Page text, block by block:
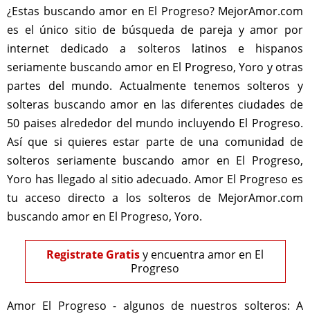
¿Estas buscando amor en El Progreso? MejorAmor.com
es el único sitio de búsqueda de pareja y amor por
internet dedicado a solteros latinos e hispanos
seriamente buscando amor en El Progreso, Yoro y otras
partes del mundo. Actualmente tenemos solteros y
solteras buscando amor en las diferentes ciudades de
50 paises alrededor del mundo incluyendo El Progreso.
Así que si quieres estar parte de una comunidad de
solteros seriamente buscando amor en El Progreso,
Yoro has llegado al sitio adecuado. Amor El Progreso es
tu acceso directo a los solteros de MejorAmor.com
buscando amor en El Progreso, Yoro.
Registrate Gratisy encuentra amor en El
Progreso
Amor El Progreso - algunos de nuestros solteros: A